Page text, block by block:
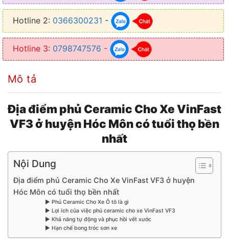
Hotline 2: 0366300231 -
Hotline 3: 0798747576 -
Mô tả
Địa điểm phủ Ceramic Cho Xe VinFast
VF3 ở huyện Hóc Môn có tuổi thọ bền
nhất
Nội Dung
Địa điểm phủ Ceramic Cho Xe VinFast VF3 ở huyện
Hóc Môn có tuổi thọ bền nhất
▶ Phủ Ceramic Cho Xe Ô tô là gì
▶ Lợi ích của việc phủ ceramic cho xe VinFast VF3
▶ Khả năng tự động và phục hồi vết xước
▶ Hạn chế bong tróc sơn xe